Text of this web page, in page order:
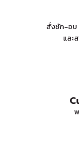
สั่งซัก-อบ
และ